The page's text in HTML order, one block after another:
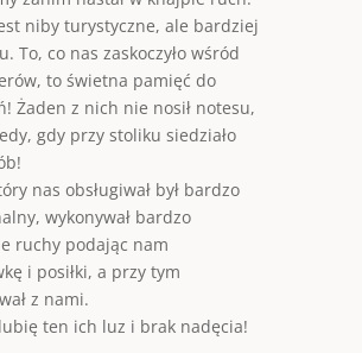
niby turystyczne, ale bardziej
To, co nas zaskoczyło wśród
to świetna pamięć do
Żaden z nich nie nosił notesu,
gdy przy stoliku siedziało
nas obsługiwał był bardzo
wykonywał bardzo
ruchy podając nam
i posiłki, a przy tym
z nami.
ten ich luz i brak nadęcia!